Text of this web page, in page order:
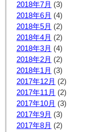
2018年7月 (3)
2018年6月 (4)
2018年5月 (2)
2018年4月 (2)
2018年3月 (4)
2018年2月 (2)
2018年1月 (3)
2017年12月 (2)
2017年11月 (2)
2017年10月 (3)
2017年9月 (3)
2017年8月 (2)